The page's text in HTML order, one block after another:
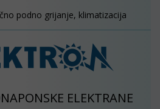
podno grijanje, klimatizacija
ELEKTRANE